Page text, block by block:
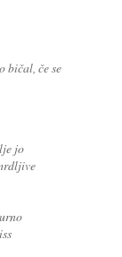
bičal, če se
jo